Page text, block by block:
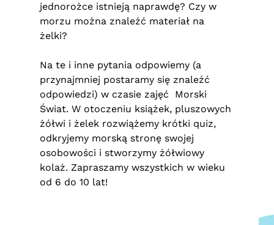
jednorożce istnieją naprawdę? Czy w
morzu można znaleźć materiał na
żelki?
Na te i inne pytania odpowiemy (a
przynajmniej postaramy się znaleźć
odpowiedzi) w czasie zajęć Morski
Świat. W otoczeniu książek, pluszowych
żółwi i żelek rozwiążemy krótki quiz,
odkryjemy morską stronę swojej
osobowości i stworzymy żółwiowy
kolaż. Zapraszamy wszystkich w wieku
od 6 do 10 lat!